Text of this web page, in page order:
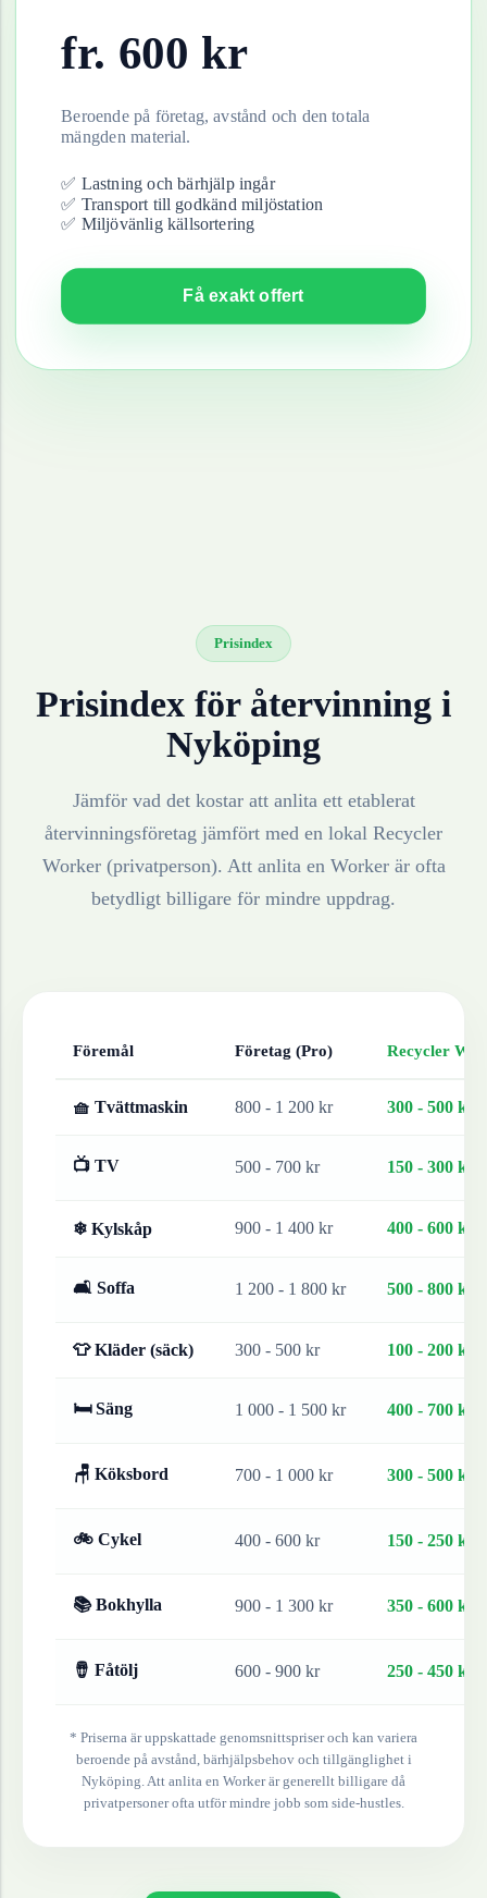
fr. 600 kr
Beroende på företag, avstånd och den totala
mängden material.
✅ Lastning och bärhjälp ingår
✅ Transport till godkänd miljöstation
✅ Miljövänlig källsortering
Få exakt offert
Prisindex
Prisindex för återvinning i
Nyköping
Jämför vad det kostar att anlita ett etablerat
återvinningsföretag jämfört med en lokal Recycler
Worker (privatperson). Att anlita en Worker är ofta
betydligt billigare för mindre uppdrag.
Föremål Företag (Pro) Recycler
🧺 Tvättmaskin 800 - 1 200 kr 300 - 500 kr
📺 TV 500 - 700 kr 150 - 300 kr
❄ Kylskåp 900 - 1 400 kr 400 - 600 kr
🛋 Soffa 1 200 - 1 800 kr 500 - 800 kr
👕 Kläder (säck) 300 - 500 kr 100 - 200 kr
🛏 Säng 1 000 - 1 500 kr 400 - 700 kr
🪑 Köksbord 700 - 1 000 kr 300 - 500 kr
🚲 Cykel 400 - 600 kr 150 - 250 kr
📚 Bokhylla 900 - 1 300 kr 350 - 600 kr
🪘 Fåtölj 600 - 900 kr 250 - 450 kr
* Priserna är uppskattade genomsnittspriser och kan variera
beroende på avstånd, bärhjälpsbehov och tillgänglighet i
Nyköping. Att anlita en Worker är generellt billigare då
privatpersoner ofta utför mindre jobb som side-hustles.